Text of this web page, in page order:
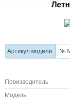
Артикул модели: №
Производитель
Модель